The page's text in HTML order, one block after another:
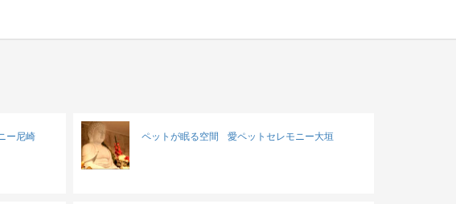
ー尼崎 ペットが眠る空間 愛ペットセレモニー大垣